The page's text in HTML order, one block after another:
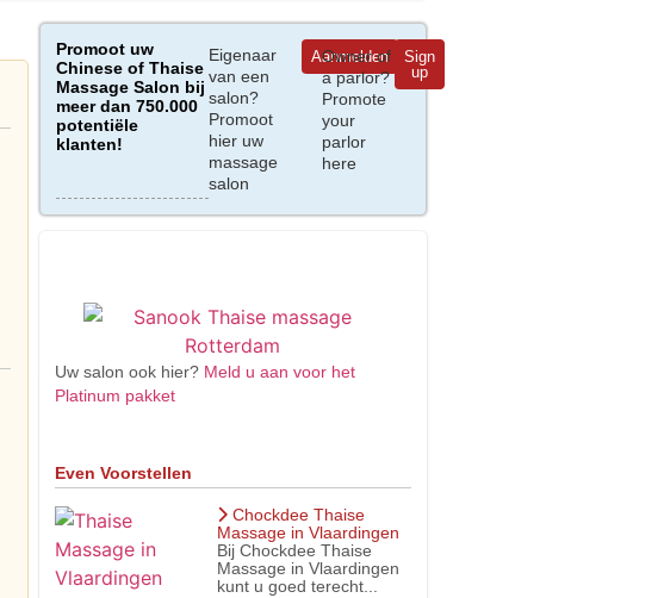
Promoot uw
Chinese of Thaise
Massage Salon bij
meer dan 750.000
potentiële
klanten!
Eigenaar
van een
salon?
Promoot
hier uw
massage
salon
Aanmelden
Owner of
a parlor?
Promote
your
parlor
here
Sign
up
Uw salon ook hier? Meld u aan voor het
Platinum pakket
Even Voorstellen
Chockdee Thaise
Massage in Vlaardingen
Bij Chockdee Thaise
Massage in Vlaardingen
kunt u goed terecht...